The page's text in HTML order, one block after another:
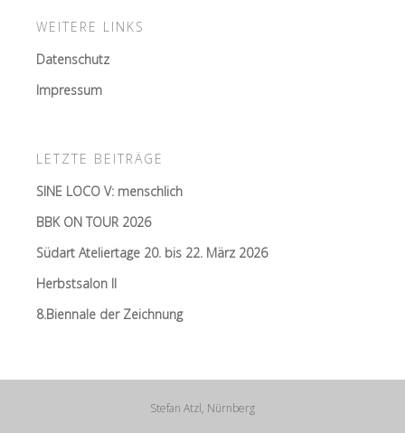
WEITERE LINKS
Datenschutz
Impressum
LETZTE BEITRÄGE
SINE LOCO V: menschlich
BBK ON TOUR 2026
Südart Ateliertage 20. bis 22. März 2026
Herbstsalon II
8.Biennale der Zeichnung
Stefan Atzl, Nürnberg